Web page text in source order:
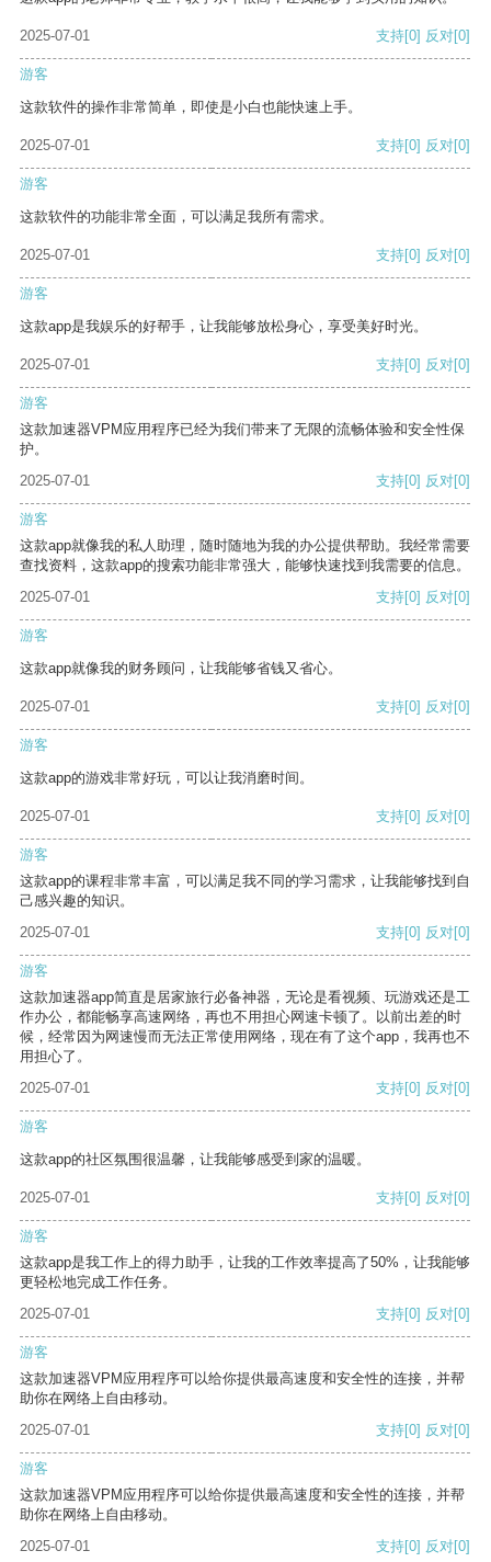
2025-07-01 支持[0] 反对[0]
游客
这款软件的操作非常简单，即使是小白也能快速上手。
2025-07-01 支持[0] 反对[0]
游客
这款软件的功能非常全面，可以满足我所有需求。
2025-07-01 支持[0] 反对[0]
游客
这款app是我娱乐的好帮手，让我能够放松身心，享受美好时光。
2025-07-01 支持[0] 反对[0]
游客
这款加速器VPM应用程序已经为我们带来了无限的流畅体验和安全性保
护。
2025-07-01
支持[0] 反对[0]
游客
这款app就像我的私人助理，随时随地为我的办公提供帮助。我经常需要
查找资料，这款app的搜索功能非常强大，能够快速找到我需要的信息。
2025-07-01
支持[0] 反对[0]
游客
这款app就像我的财务顾问，让我能够省钱又省心。
2025-07-01 支持[0] 反对[0]
游客
这款app的游戏非常好玩，可以让我消磨时间。
2025-07-01 支持[0] 反对[0]
游客
这款app的课程非常丰富，可以满足我不同的学习需求，让我能够找到自
己感兴趣的知识。
2025-07-01
支持[0] 反对[0]
游客
这款加速器app简直是居家旅行必备神器，无论是看视频、玩游戏还是工
作办公，都能畅享高速网络，再也不用担心网速卡顿了。以前出差的时
候，经常因为网速慢而无法正常使用网络，现在有了这个app，我再也不
用担心了。
2025-07-01
支持[0] 反对[0]
游客
这款app的社区氛围很温馨，让我能够感受到家的温暖。
2025-07-01 支持[0] 反对[0]
游客
这款app是我工作上的得力助手，让我的工作效率提高了50%，让我能够
更轻松地完成工作任务。
2025-07-01
支持[0] 反对[0]
游客
这款加速器VPM应用程序可以给你提供最高速度和安全性的连接，并帮
助你在网络上自由移动。
2025-07-01
支持[0] 反对[0]
游客
这款加速器VPM应用程序可以给你提供最高速度和安全性的连接，并帮
助你在网络上自由移动。
2025-07-01
支持[0] 反对[0]